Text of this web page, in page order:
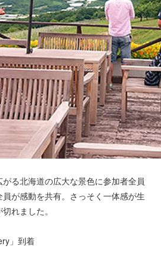
る北海道の広大な景色に参加者全員
が感動を共有。さっそく一体感が生
れました。
」到着